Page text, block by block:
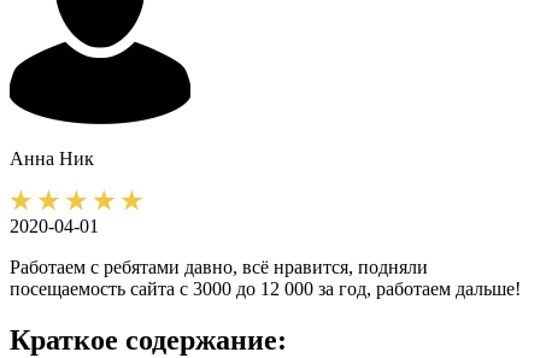
Анна Ник
2020-04-01
Работаем с ребятами давно, всё нравится, подняли
посещаемость сайта с 3000 до 12 000 за год, работаем дальше!
Краткое содержание: